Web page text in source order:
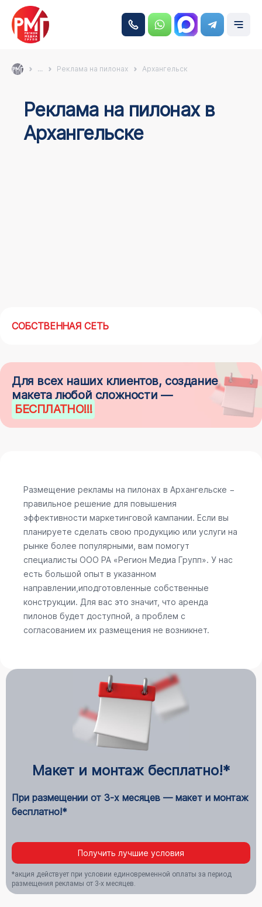
... Реклама на пилонах Архангельск
Реклама на пилонах в
Архангельске
СОБСТВЕННАЯ СЕТЬ
Для всех наших клиентов, создание
макета любой сложности —
БЕСПЛАТНО!!!
Размещение рекламы на пилонах в Архангельске −
правильное решение для повышения
эффективности маркетинговой кампании. Если вы
планируете сделать свою продукцию или услуги на
рынке более популярными, вам помогут
специалисты ООО РА «Регион Медиа Групп». У нас
есть большой опыт в указанном
направлении,иподготовленные собственные
конструкции. Для вас это значит, что аренда
пилонов будет доступной, а проблем с
согласованием их размещения не возникнет.
Макет и монтаж бесплатно!*
При размещении от 3-х месяцев — макет и монтаж
бесплатно!*
Получить лучшие условия
*акция действует при условии единовременной оплаты за период
размещения рекламы от 3-х месяцев.